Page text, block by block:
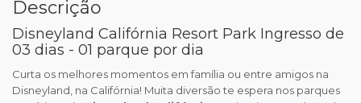
Descrição
Disneyland Califórnia Resort Park Ingresso de
03 dias - 01 parque por dia
Curta os melhores momentos em família ou entre amigos na
Disneyland, na Califórnia! Muita diversão te espera nos parques